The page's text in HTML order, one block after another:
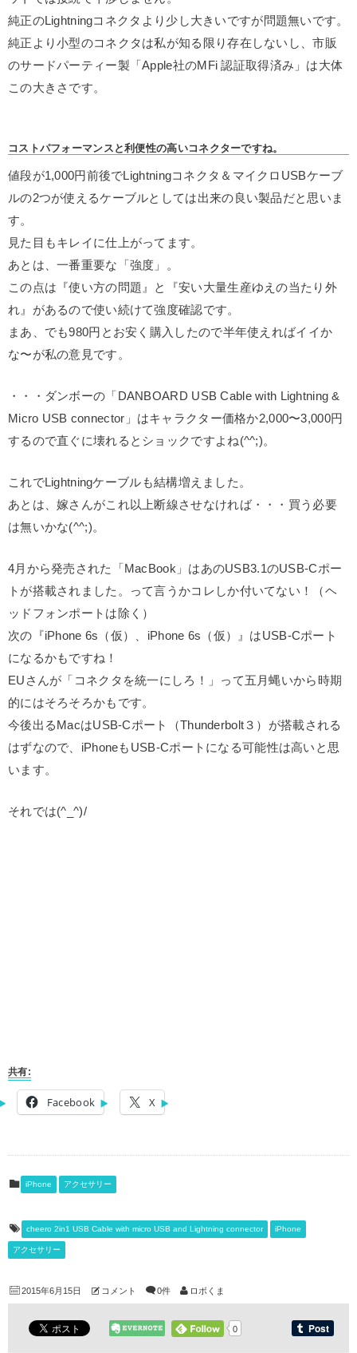
純正のLightningコネクタより少し大きいですが問題無いです。
純正より小型のコネクタは私が知る限り存在しないし、市販
のサードパーティー製「Apple社のMFi 認証取得済み」は大体
この大きさです。
コストパフォーマンスと利便性の高いコネクターですね。
値段が1,000円前後でLightningコネクタ＆マイクロUSBケーブ
ルの2つが使えるケーブルとしては出来の良い製品だと思いま
す。
見た目もキレイに仕上がってます。
あとは、一番重要な「強度」。
この点は『使い方の問題』と『安い大量生産ゆえの当たり外
れ』があるので使い続けて強度確認です。
まあ、でも980円とお安く購入したので半年使えればイイか
な〜が私の意見です。
・・・ダンボーの「DANBOARD USB Cable with Lightning &
Micro USB connector」はキャラクター価格か2,000〜3,000円
するので直ぐに壊れるとショックですよね(^^;)。
これでLightningケーブルも結構増えました。
あとは、嫁さんがこれ以上断線させなければ・・・買う必要
は無いかな(^^;)。
4月から発売された「MacBook」はあのUSB3.1のUSB-Cポー
トが搭載されました。って言うかコレしか付いてない！（ヘ
ッドフォンポートは除く）
次の『iPhone 6s（仮）、iPhone 6s（仮）』はUSB-Cポート
になるかもですね！
EUさんが「コネクタを統一にしろ！」って五月蝿いから時期
的にはそろそろかもです。
今後出るMacはUSB-Cポート（Thunderbolt３）が搭載される
はずなので、iPhoneもUSB-Cポートになる可能性は高いと思
います。
それでは(^_^)/
共有:
Facebook X
iPhone アクセサリー
cheero 2in1 USB Cable with micro USB and Lightning connector iPhone
アクセサリー
2015年6月15日 コメント 0件 ロボくま
0